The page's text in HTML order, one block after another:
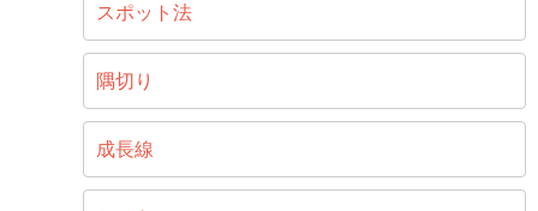
スポット法
隅切り
成長線